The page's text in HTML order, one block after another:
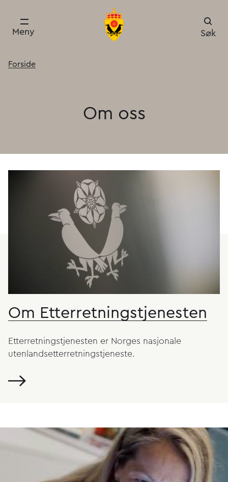
Meny Søk
Forside
Om oss
Om Etterretnings­tjenesten
Etterretningstjenesten er Norges nasjonale
utenlands­etterretningstjeneste.